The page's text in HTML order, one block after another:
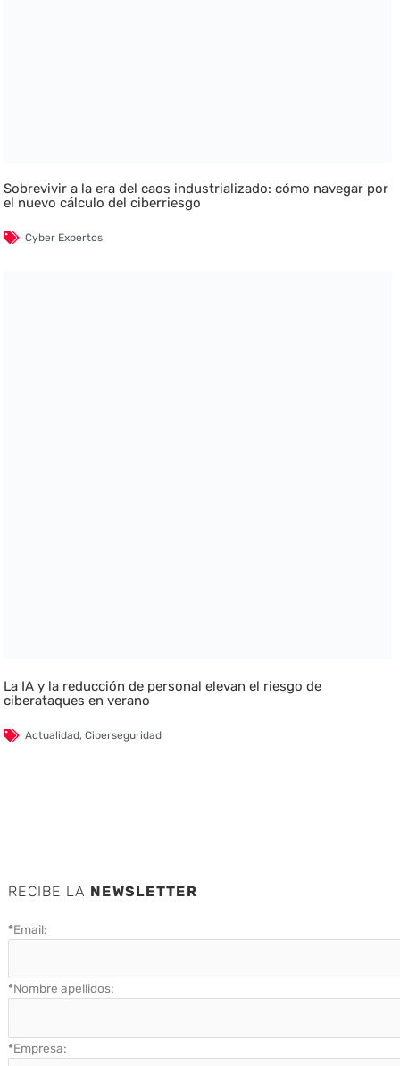
Sobrevivir a la era del caos industrializado: cómo navegar por
el nuevo cálculo del ciberriesgo
Cyber Expertos
La IA y la reducción de personal elevan el riesgo de
ciberataques en verano
Actualidad,Ciberseguridad
RECIBE LA NEWSLETTER
*Email:
*Nombre apellidos:
*Empresa: